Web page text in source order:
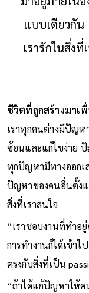
แบบเดียวกัน
เรารักในสิ่ง
ชีวิตที่ถูกสร้างมาเ
เราทุกคนต่างมีปัญห
ซ้อนและแก้ไขง่าย
ทุกปัญหามีทางออกเ
ปัญหาของคนอื่นตั้งแ
สิ่งที่เราสนใจ
“เราชอบงานที่ทำ
การทำงานก็ได้เข้า
ตรงกับสิ่งที่เป็น
“ถ้าได้แก้ปัญหาให้